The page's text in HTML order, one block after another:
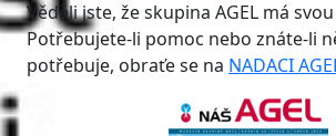
Věděli jste, že skupina AGEL má
Potřebujete-li pomoc nebo znáte-li
potřebuje, obraťe se na NADACI